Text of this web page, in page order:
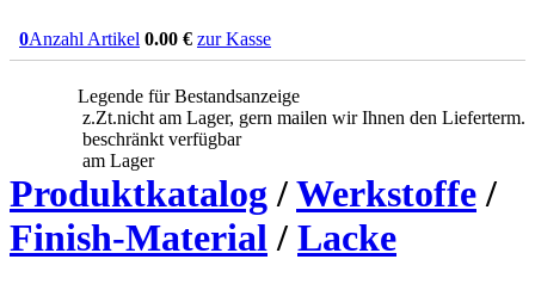
0Anzahl Artikel 0.00 € zur Kasse
Legende für Bestandsanzeige
z.Zt.nicht am Lager, gern mailen wir Ihnen den Lieferterm.
beschränkt verfügbar
am Lager
Produktkatalog/Werkstoffe/
Finish-Material/ Lacke